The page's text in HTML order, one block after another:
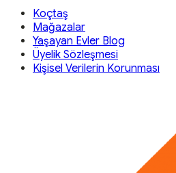
Koçtaş
Mağazalar
Yaşayan Evler Blog
Üyelik Sözleşmesi
Kişisel Verilerin Korunması